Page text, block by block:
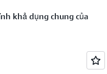
khả dụng chung của